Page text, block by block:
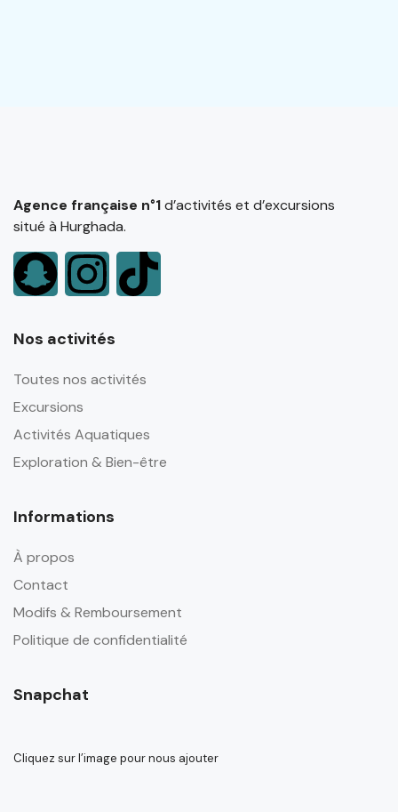
Agence française n°1d’activités et d’excursions
situé à Hurghada.
Nos activités
Toutes nos activités
Excursions
Activités Aquatiques
Exploration & Bien-être
Informations
À propos
Contact
Modifs & Remboursement
Politique de confidentialité
Snapchat
Cliquez sur l’image pour nous ajouter